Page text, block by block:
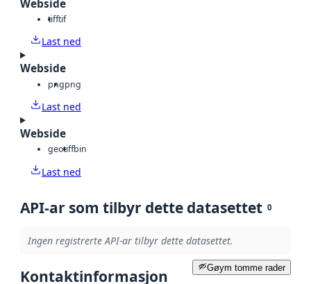
Webside
tifftif
Last ned
Webside
pngpng
Last ned
Webside
geotiffbin
Last ned
API-ar som tilbyr dette datasettet 0
Ingen registrerte API-ar tilbyr dette datasettet.
Gøym tomme rader
Kontaktinformasjon